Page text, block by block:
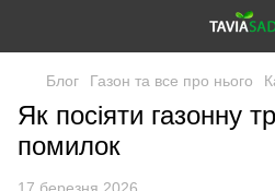
Блог Газон та все про нього
Як посіяти газонну
помилок